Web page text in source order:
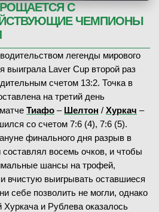
С
ЧЕМПИОНЫ
легенды мирового
выиграла Laver Cup второй раз
счетом 13:2. Точка в
на третий день
Тиафо – Шелтон / Хуркач –
со счетом 7:6 (4), 7:6 (5).
финального дня разрыв в
восемь очков, и чтобы
шансы на трофей,
выигрывать оставшиеся
себе позволить не могли, однако
Хуркача и Рублева оказалось